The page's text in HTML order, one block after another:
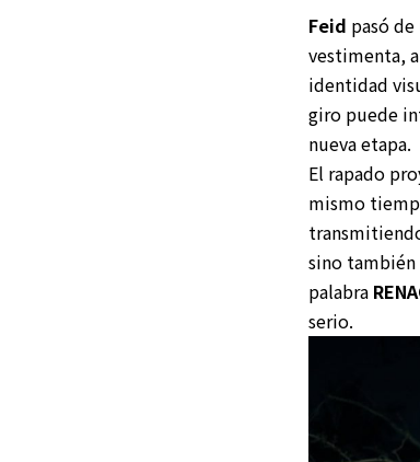
Feid pasó
vestimenta,
identidad
giro puede
nueva etapa.
El rapado
mismo
sino también
palabra
serio.